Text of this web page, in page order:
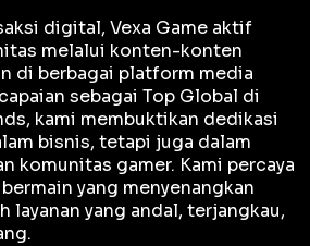
digital, Vexa Game aktif
melalui konten-konten
di berbagai platform media
sebagai Top Global di
kami membuktikan dedikasi
bisnis, tetapi juga dalam
komunitas gamer. Kami percaya
yang menyenangkan
layanan yang andal, terjangkau,